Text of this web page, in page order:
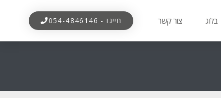
בלוג צור קשר חייגו - 054-4846146